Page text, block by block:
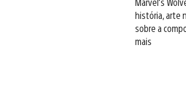
história, arte
sobre a
mais